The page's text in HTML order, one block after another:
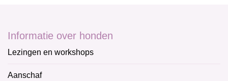
Informatie over honden
Lezingen en workshops
Aanschaf